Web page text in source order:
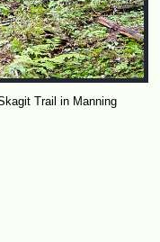
Trail in Manning